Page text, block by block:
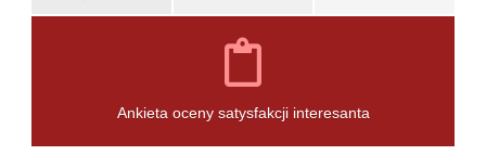
otwiera
się
nowym
oknie
otwiera
Ankieta oceny satysfakcji interesanta